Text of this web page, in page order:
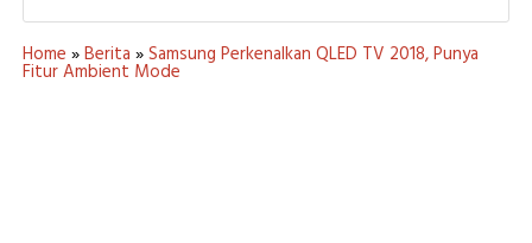
Home »Berita »Samsung Perkenalkan QLED TV 2018, Punya
Fitur Ambient Mode